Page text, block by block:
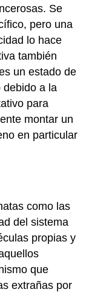
Se
pero una
lo hace
también
un estado de
debido a la
para
montar un
en particular
como las
del sistema
propias y
que
extrañas por